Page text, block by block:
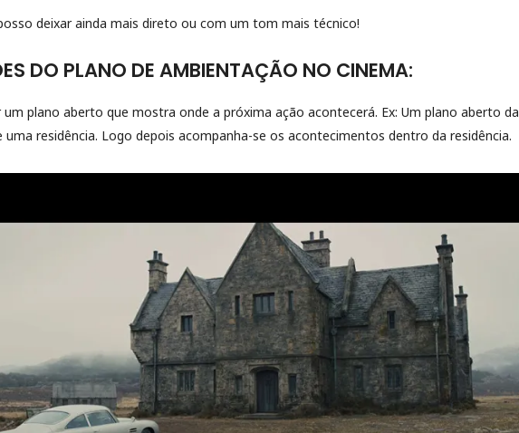
deixar ainda mais direto ou com um tom mais técnico!
DO PLANO DE AMBIENTAÇÃO NO CINEMA:
um plano aberto que mostra onde a próxima ação acontecerá. Ex: Um plano aberto da
uma residência. Logo depois acompanha-se os acontecimentos dentro da residência.